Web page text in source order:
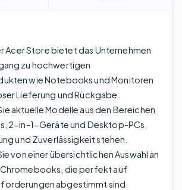
Acer Store bietet das Unternehmen
zu hochwertigen
wie Notebooks und Monitoren
Lieferung und Rückgabe.
aktuelle Modelle aus den Bereichen
2-in-1-Geräte und Desktop-PCs,
und Zuverlässigkeit stehen.
von einer übersichtlichen Auswahl an
Chromebooks, die perfekt auf
abgestimmt sind.